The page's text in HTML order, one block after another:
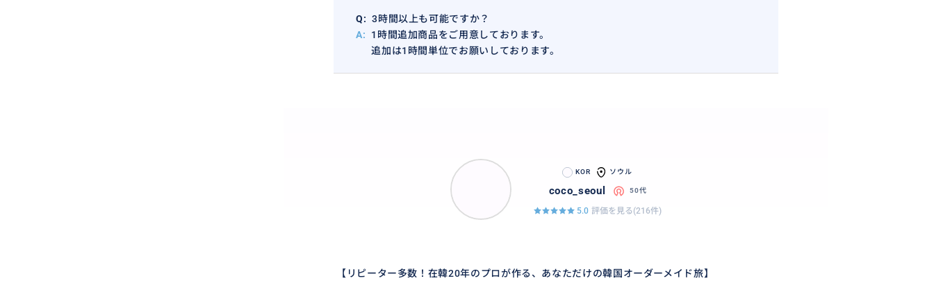
Q: 3時間以上も可能ですか？
A:
1時間追加商品をご用意しております。
追加は1時間単位でお願いしております。
KOR ソウル
coco_seoul 50代
5.0 評価を見る(216件)
【リピーター多数！在韓20年のプロが作る、あなただけの韓国オーダーメイド旅】